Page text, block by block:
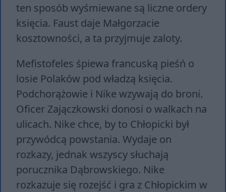
ten sposób wyśmiewane są liczne ordery
księcia. Faust daje Małgorzacie
kosztowności, a ta przyjmuje zaloty.
Mefistofeles śpiewa francuską pieśń o
losie Polaków pod władzą księcia.
Podchorążowie i Nike wzywają do broni.
Oficer Zajączkowski donosi o walkach na
ulicach. Nike chce, by to Chłopicki był
przywódcą powstania. Wydaje on
rozkazy, jednak wszyscy słuchają
porucznika Dąbrowskiego. Nike
rozkazuje się rozejść i gra z Chłopickim w